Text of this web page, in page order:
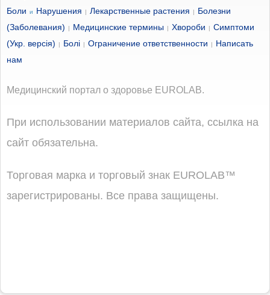
Боли и Нарушения | Лекарственные растения |
Болезни
(Заболевания)
| Медицинские термины | Хвороби | Симптоми
(Укр. версія)
| Болі | Ограничение ответственности |
Написать
нам
Медицинский портал о здоровье EUROLAB.
При использовании материалов сайта, ссылка на
сайт обязательна.
Торговая марка и торговый знак EUROLAB™
зарегистрированы. Все права защищены.